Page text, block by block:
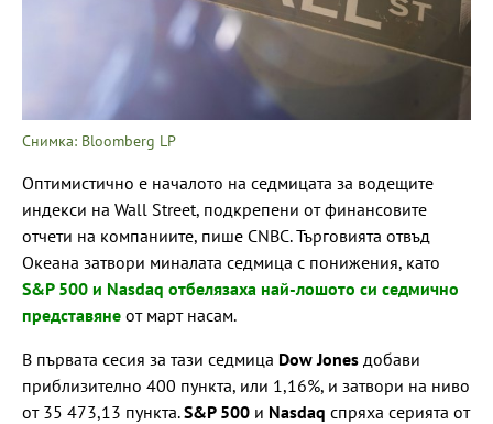
Снимка: Bloomberg LP
Оптимистично е началото на седмицата за водещите
индекси на Wall Street, подкрепени от финансовите
отчети на компаниите, пише CNBC. Търговията отвъд
Океана затвори миналата седмица с понижения, като
S&P 500 и Nasdaq отбелязаха най-лошото си седмично
представяне от март насам.
В първата сесия за тази седмица Dow Jones добави
приблизително 400 пункта, или 1,16%, и затвори на ниво
от 35 473,13 пункта.S&P 500 и Nasdaq спряха серията от